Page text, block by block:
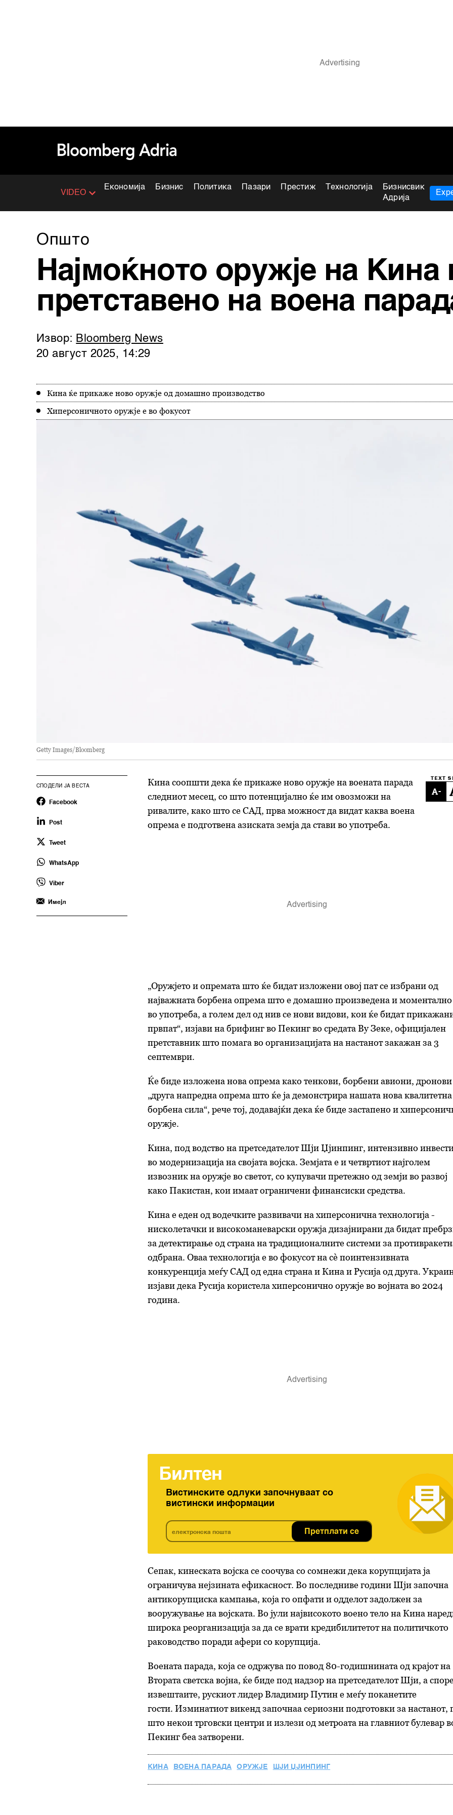
VIDEO
Економија Бизнис Политика Пазари Престиж Технологија
Бизнисвик
Адрија
Општо
Најмоќното оружје на Кина
претставено на воена
Извор: Bloomberg News
20 август 2025, 14:29
Кина ќе прикаже ново оружје од домашно производство
Хиперсоничното оружје е во фокусот
Getty Images/Bloomberg
СПОДЕЛИ ЈА ВЕСТА
Facebook
Post
Tweet
WhatsApp
Viber
Имејл
TEXT
-
Кина соопшти дека ќе прикаже ново оружје на воената парада
следниот месец, со што потенцијално ќе им овозможи на
ривалите, како што се САД, прва можност да видат каква воена
опрема е подготвена азиската земја да стави во употреба.
„Оружјето и опремата што ќе бидат изложени овој пат се избрани од
најважната борбена опрема што е домашно произведена и моментално
во употреба, а голем дел од нив се нови видови, кои ќе бидат
првпат“, изјавина брифинг во Пекинг во средата Ву Зеке, официјалeн
претставник што помага во организацијата на настанот закажан за 3
септември.
Ќе биде изложена нова опрема како тенкови, борбени авиони,
„друга напредна опрема што ќе ја демонстрира нашата нова квалитетна
борбена сила“, рече тој, додавајќи дека ќе биде застапено и
оружје.
Кина, под водство на претседателот Шји Џјинпинг, интензивно
во модернизација на својата војска. Земјата е и четвртиот најголем
извозник на оружје во светот, со купувачи претежно од земји во развој
како Пакистан, кои имаат ограничени финансиски средства.
Кина е еден од водечките развивачи на хиперсонична технологија -
нисколетачки и високоманеварски оружја дизајнирани да бидат
за детектирање од страна на традиционалните системи за
одбрана. Оваа технологија е во фокусот на сè поинтензивната
конкуренција меѓу САД од една страна и Кина и Русија од друга.
изјави дека Русија користела хиперсонично оружје во војната во 2024
година.
Билтен
Вистинските одлуки започнуваат со
вистински информации
Претплати се
Сепак, кинеската војска се соочува со сомнежи дека корупцијата ја
ограничува нејзината ефикасност. Во последниве години Шји започна
антикорупциска кампања, која го опфати и одделот задолжен за
вооружување на војската. Во јули највисокото воено тело на Кина
широка реорганизација за да се врати кредибилитетот на политичкото
раководство поради афери со корупција.
Воената парада, која се одржува по повод 80-годишнината од крајот на
Втората светска војна, ќе биде под надзор на претседателот Шји, а
извештаите, рускиот лидер Владимир Путин е меѓу поканетите
гости. Изминатиот викендзапочнаа сериозни подготовки за настанот,
што некои трговски центри и излези од метроата на главниот булевар
Пекинг беа затворени.
КИНА ВОЕНА ПАРАДА ОРУЖЈЕ ШЈИ ЏЈИНПИНГ